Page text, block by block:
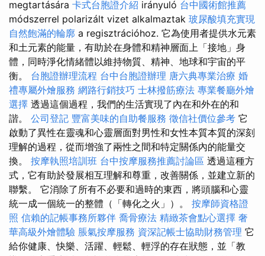
megtartására 卡式台胞證介紹 irányuló 台中國術館推薦
módszerrel polarizált vizet alkalmaztak 玻尿酸填充實現
自然飽滿的輪廓 a regisztrációhoz. 它為使用者提供水元素
和土元素的能量，有助於在身體和精神層面上「接地」身
體，同時淨化情緒體以維持物質、精神、地球和宇宙的平
衡。 台胞證辦理流程 台中台胞證辦理 唐六典專業治療 婚
禮專屬外燴服務 網路行銷技巧 士林撥筋療法 專業餐廳外燴
選擇 透過這個過程，我們的生活實現了內在和外在的和
諧。 公司登記 豐富美味的自助餐服務 徵信社價位參考 它
啟動了異性在靈魂和心靈層面對男性和女性本質本質的深刻
理解的過程，從而增強了兩性之間和特定關係內的能量交
換。 按摩執照培訓班 台中按摩服務推薦討論區 透過這種方
式，它有助於發展相互理解和尊重，改善關係，並建立新的
聯繫。 它消除了所有不必要和過時的東西，將頭腦和心靈
統一成一個統一的整體（「轉化之火」）。 按摩師資格證
照 信賴的記帳事務所夥伴 喬骨療法 精緻茶會點心選擇 奢
華高級外燴體驗 脹氣按摩服務 資深記帳士協助財務管理 它
給你健康、快樂、活躍、輕鬆、輕浮的存在狀態，並「教